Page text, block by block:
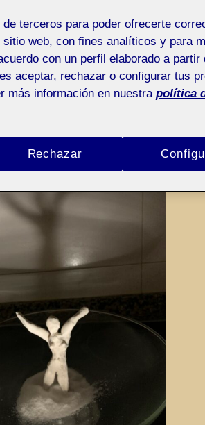
de terceros para poder ofrecerte
web, con fines analíticos y para
con un perfil elaborado a partir
aceptar, rechazar o configurar tus
más información en nuestra política
Rechazar